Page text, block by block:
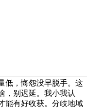
低，悔怨没早脱手。这
，别迟延。我小我认
能有好收获。分歧地域